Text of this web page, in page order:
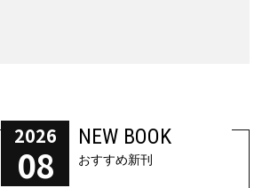
2026
08
NEW BOOK
おすすめ新刊